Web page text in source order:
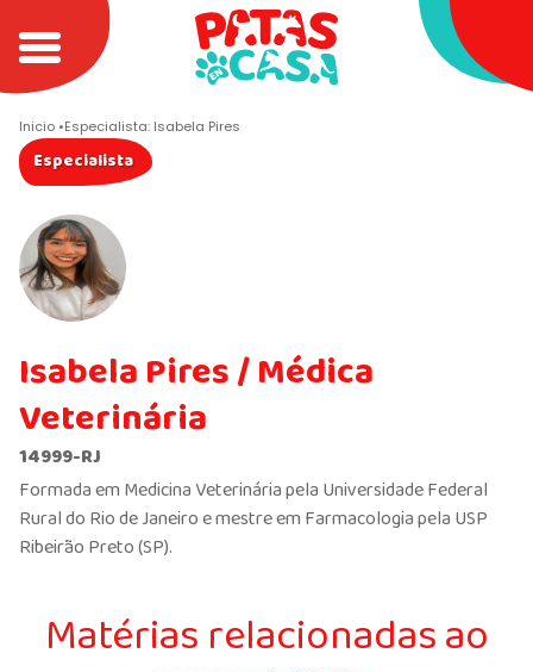
Inicio Especialista: Isabela Pires
Especialista
Isabela Pires /Médica
Veterinária
14999-RJ
Formada em Medicina Veterinária pela Universidade Federal
Rural do Rio de Janeiro e mestre em Farmacologia pela USP
Ribeirão Preto (SP).
Matérias relacionadas ao